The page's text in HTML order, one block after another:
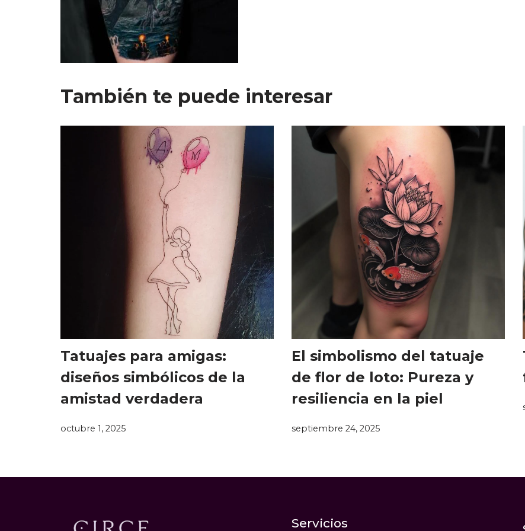
También te puede interesar
Tatuajes para amigas:
diseños simbólicos de la
amistad verdadera
octubre 1, 2025
El simbolismo del tatuaje
de flor de loto: Pureza y
resiliencia en la piel
septiembre 24, 2025
Servicios